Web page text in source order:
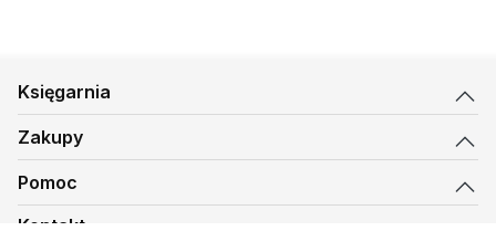
Księgarnia
Zakupy
Pomoc
Kontakt